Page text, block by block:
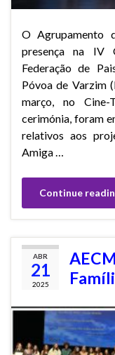
O Agrupamento
presença na IV
Federação de
Póvoa de Varzim
março, no
cerimónia, foram
relativos aos
Amiga …
Continue
ABR
21
2025